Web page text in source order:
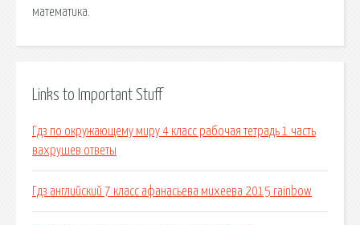
математика.
Links to Important Stuff
Гдз по окружающему миру 4 класс рабочая тетрадь 1 часть
вахрушев ответы
Гдз английский 7 класс афанасьева михеева 2015 rainbow